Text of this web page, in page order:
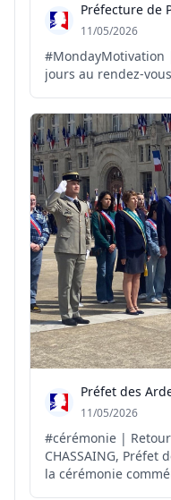
Préfecture de
11/05/2026
#MondayMotivation
jours au rendez-
Préfet des
11/05/2026
#cérémonie |
CHASSAING, Préfet
la cérémonie